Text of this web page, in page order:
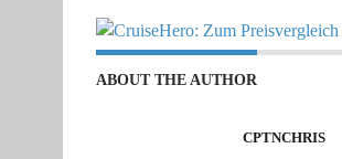
ABOUT THE AUTHOR
CPTNCHRIS